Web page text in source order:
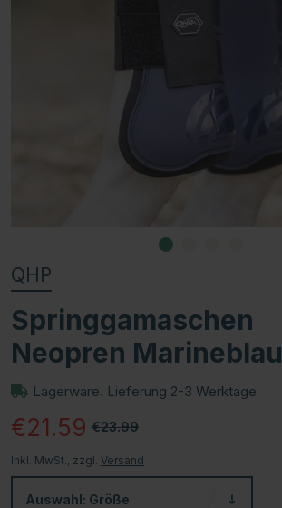
QHP
Springgamaschen
Neopren Marineblau
Lagerware. Lieferung 2-3 Werktage
€23.99
€21.59
Inkl. MwSt., zzgl. Versand
Auswahl: Größe